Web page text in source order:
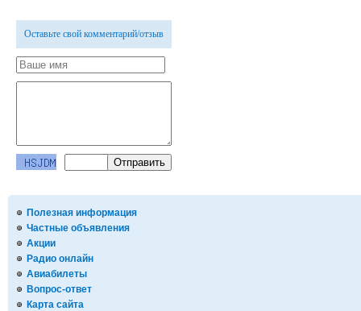
Полезная информация
Частные объявления
Акции
Радио онлайн
Авиабилеты
Вопрос-ответ
Карта сайта
Оставьте свой комментарий/отзыв